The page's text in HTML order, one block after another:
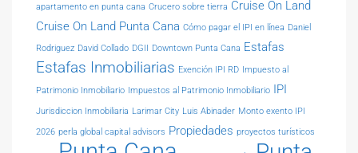
apartamento en punta cana Crucero sobre tierra Cruise On Land
Cruise On Land Punta Cana Cómo pagar el IPI en línea Daniel
Rodriguez David Collado DGII Downtown Punta Cana Estafas
Estafas Inmobiliarias Exención IPI RD Impuesto al
Patrimonio Inmobiliario Impuestos al Patrimonio Inmobiliario IPI
Jurisdiccion Inmobiliaria Larimar City Luis Abinader Monto exento IPI
2026 perla global capital advisors Propiedades proyectos turísticos